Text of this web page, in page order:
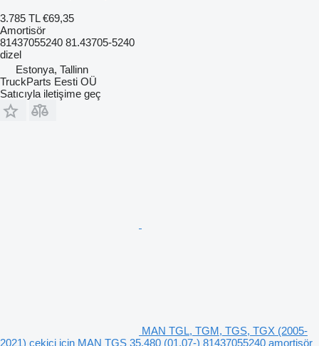
3.785 TL €69,35
Amortisör
81437055240 81.43705-5240
dizel
Estonya, Tallinn
TruckParts Eesti OÜ
Satıcıyla iletişime geç
MAN TGL, TGM, TGS, TGX (2005-
2021) çekici için MAN TGS 35.480 (01.07-) 81437055240 amortisör